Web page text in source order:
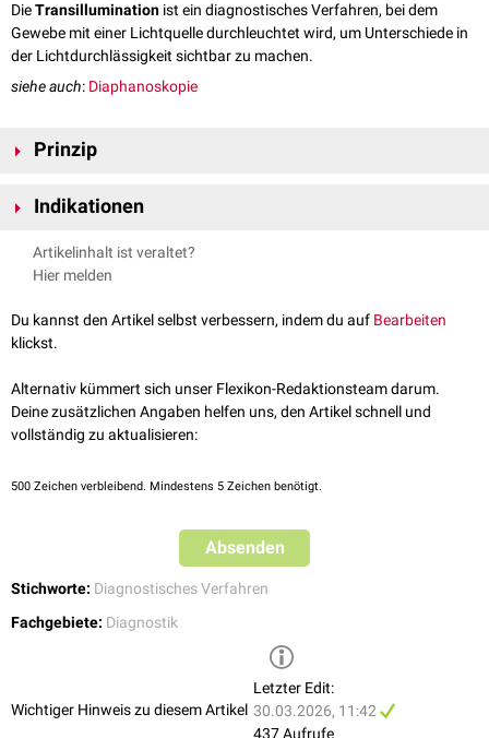
DieTransillumination ist ein diagnostisches Verfahren, bei dem
Gewebe mit einer Lichtquelle durchleuchtet wird, um Unterschiede in
der Lichtdurchlässigkeit sichtbar zu machen.
siehe auch: Diaphanoskopie
Prinzip
Flüssigkeitsgefüllte oder dünnwandige Strukturen erscheinen dabei
Licht stärker absorbieren und dunkler erscheinen.
Indikationen
Differenzierung von Zysten
Diagnostik der
Gefäßdarstellung bei Neugeborenen (z.B. Venenfindung)
Alsfaseroptische Transillumination
Detektion vonApproximalkaries
Beurteilung vonZahnfrakturen(z. B. Schmelz- und Dentinrisse)
Artikelinhalt ist veraltet?
Hier melden
Du kannst den Artikel selbst verbessern, indem du auf Bearbeiten
klickst.
Alternativ kümmert sich unser Flexikon-Redaktionsteam darum.
Deine zusätzlichen Angaben helfen uns, den Artikel schnell und
vollständig zu aktualisieren:
500 Zeichen verbleibend. Mindestens 5 Zeichen benötigt.
Absenden
Stichworte: Diagnostisches Verfahren
Fachgebiete: Diagnostik
Wichtiger Hinweis zu diesem Artikel
Letzter Edit:
30.03.2026, 11:42
437 Aufrufe